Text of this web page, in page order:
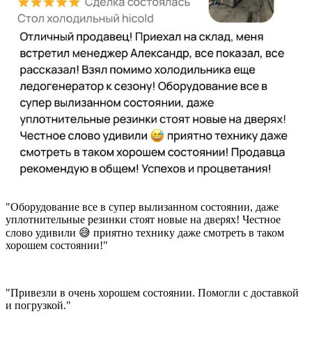
"Оборудование все в супер вылизанном состоянии, даже
уплотнительные резинки стоят новые на дверях! Честное
слово удивили 😅 приятно технику даже смотреть в таком
хорошем состоянии!"
"Привезли в очень хорошем состоянии. Помогли с доставкой
и погрузкой."